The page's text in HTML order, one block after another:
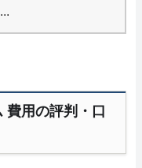
費用の評判・口